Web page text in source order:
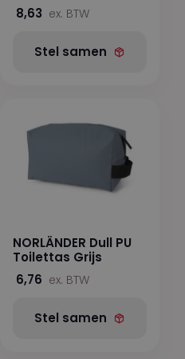
8,63 ex. BTW
Stel samen
NORLÄNDER Dull PU
Toilettas Grijs
6,76 ex. BTW
Stel samen